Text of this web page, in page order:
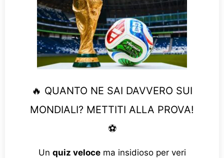
🔥 QUANTO NE SAI DAVVERO SUI
MONDIALI? METTITI ALLA PROVA!
⚽
Un quiz velocema insidioso per veri